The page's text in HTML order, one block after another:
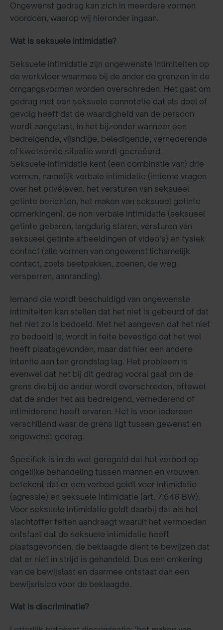
Ongewenst gedrag kan zich in meerdere vormen
voordoen, waarop wij hieronder ingaan.
Wat is seksuele intimidatie?
Seksuele intimidatie zijn ongewenste intimiteiten op
de werkvloer waarmee bij de ander de grenzen in de
omgangsvormen worden overschreden. Het gaat om
gedrag met een seksuele connotatie dat als doel of
gevolg heeft dat de waardigheid van de persoon
wordt aangetast, in het bijzonder wanneer een
bedreigende, vijandige, beledigende, vernederende
of kwetsende situatie wordt gecreëerd.
Seksuele intimidatie kent (een combinatie van) drie
vormen, namelijk verbale intimidatie (intieme vragen
over het privéleven, het versturen van seksueel
getinte berichten, het maken van seksueel getinte
opmerkingen), de non-verbale intimidatie (seksueel
getinte gebaren, langdurig staren, versturen van
seksueel getinte afbeeldingen of video’s) en fysiek
contact (alle vormen van ongewenst lichamelijk
contact, zoals beetpakken, zoenen, de weg
versperren, aanranding).
Iemand die wordt beschuldigd van ongewenste
intimiteiten kan stellen dat het niet is gebeurd of dat
het niet zo is bedoeld. Met het aangeven dat het niet
zo bedoeld is, wordt in feite bevestigd dat het wel
heeft plaatsgevonden, maar dat hier een andere
intentie aan ten grondslag lag. Het probleem is
evenwel dat het bij dit gedrag vooral gaat om de
grens die bij de ander wordt overschreden, oftewel
dat de ander het als bedreigend, vernederend of
intimiderend heeft ervaren. Het is voor iedereen
verschillend waar de grens ligt tussen gewenst en
ongewenst gedrag.
Specifiek is in de wet geregeld dat het verbod op
ongelijke behandeling tussen mannen en vrouwen
betekent dat er een verbod geldt voor intimidatie
(agressie) en seksuele intimidatie (art. 7:646 BW).
Voor seksuele intimidatie geldt daarbij dat als het
slachtoffer feiten aandraagt waaruit het vermoeden
ontstaat dat de seksuele intimidatie heeft
plaatsgevonden, de beklaagde dient te bewijzen dat
dat er niet in strijd is gehandeld. Dus een omkering
van de bewijslast en daarmee ontstaat dan een
bewijsrisico voor de beklaagde.
Wat is discriminatie?